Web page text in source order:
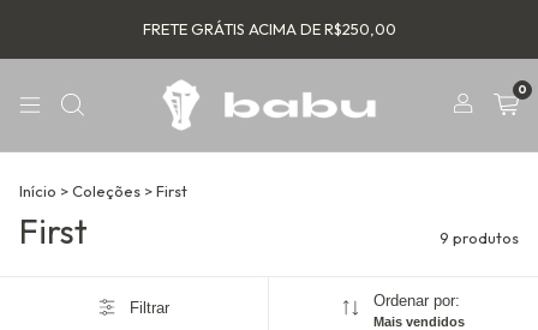
FRETE GRÁTIS ACIMA DE R$250,00
0
Início >Coleções >First
First 9 produtos
Filtrar Ordenar por:
Mais vendidos